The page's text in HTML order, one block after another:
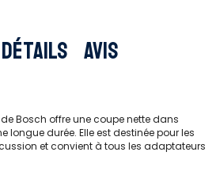
Détails Avis
Bosch offre une coupe nette dans
longue durée. Elle est destinée pour les
et convient à tous les adaptateurs